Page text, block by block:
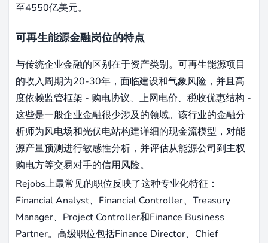
至4550亿美元。
可再生能源金融岗位的特点
与传统企业金融的区别在于资产类别。可再生能源项目
的收入周期为20-30年，面临建设和气象风险，并且高
度依赖监管框架 - 购电协议、上网电价、税收优惠结构 -
这些是一般企业金融很少涉及的领域。该行业的金融分
析师为风电场和光伏电站构建详细的现金流模型，对能
源产量预测进行敏感性分析，并评估从能源公司到主权
购电方等交易对手的信用风险。
Rejobs上最常见的职位反映了这种专业化特征：
Financial Analyst、Financial Controller、Treasury
Manager、Project Controller和Finance Business
Partner。高级职位包括Finance Director、Chief